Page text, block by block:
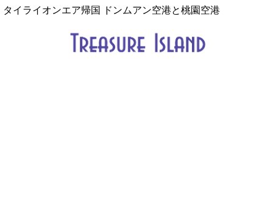
タイライオンエア帰国 ドンムアン空港と桃園空港